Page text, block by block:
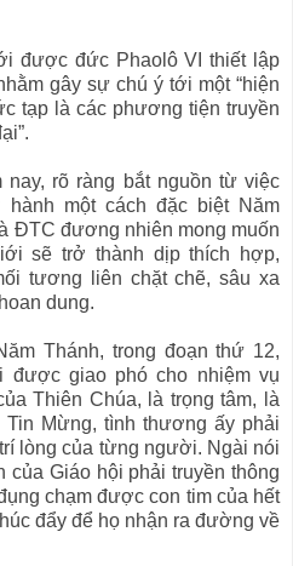
được đức Phaolô VI thiết lập
gây sự chú ý tới một “hiện
tạp là các phương tiện truyền
rõ ràng bắt nguồn từ việc
một cách đặc biệt Năm
ĐTC đương nhiên mong muốn
sẽ trở thành dịp thích hợp,
tương liên chặt chẽ, sâu xa
dung.
Thánh, trong đoạn thứ 12,
được giao phó cho nhiệm vụ
Thiên Chúa, là trọng tâm, là
Mừng, tình thương ấy phải
lòng của từng người. Ngài nói
của Giáo hội phải truyền thông
chạm được con tim của hết
đẩy để họ nhận ra đường về